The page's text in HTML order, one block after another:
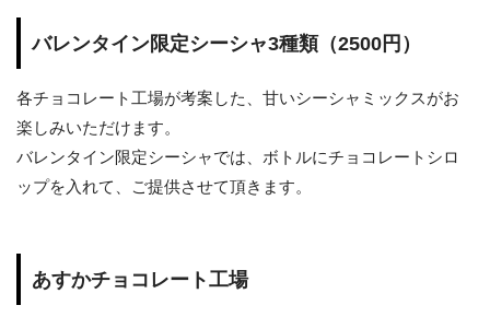
バレンタイン限定シーシャ3種類（2500円）
各チョコレート工場が考案した、甘いシーシャミックスがお
楽しみいただけます。
バレンタイン限定シーシャでは、ボトルにチョコレートシロ
ップを入れて、ご提供させて頂きます。
あすかチョコレート工場